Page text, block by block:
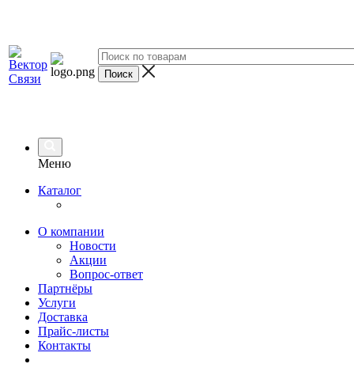
Меню
Каталог
О компании
Новости
Акции
Вопрос-ответ
Партнёры
Услуги
Доставка
Прайс-листы
Контакты